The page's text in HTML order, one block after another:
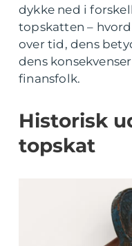
dykke ned i
topskatten –
over tid, dens
dens
finansfolk.
Historisk
topskat